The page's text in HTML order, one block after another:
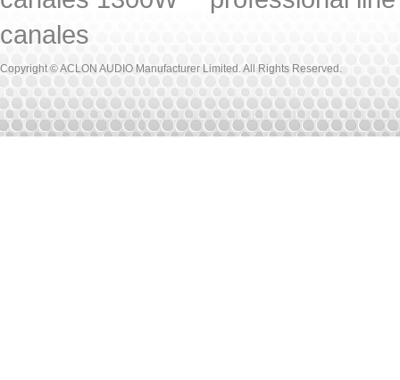
canales
Copyright © ACLON AUDIO Manufacturer Limited. All Rights Reserved.